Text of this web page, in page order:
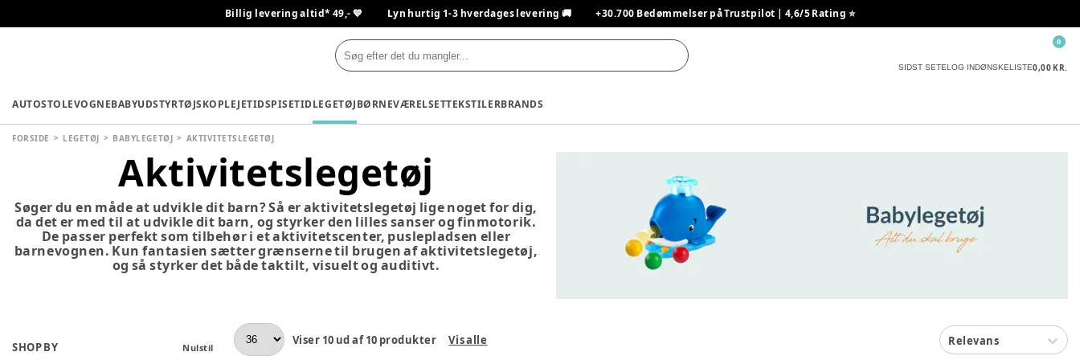
Billig levering altid* 49,- 💙 Lyn hurtig 1-3 hverdages levering 🚚 +30.700 Bedømmelser på Trustpilot | 4,6/5 Rating ⭐️
SIDST SETELOG INDØNSKELISTE0,00 KR.
0
AUTOSTOLEVOGNEBABYUDSTYRTØJSKOPLEJETIDSPISETIDLEGETØJBØRNEVÆRELSETTEKSTILERBRANDS
FORSIDE LEGETØJ BABYLEGETØJ AKTIVITETSLEGETØJ
Aktivitetslegetøj
Søger du en måde at udvikle dit barn? Så er aktivitetslegetøj lige noget for dig,
da det er med til at udvikle dit barn, og styrker den lilles sanser og finmotorik.
De passer perfekt som tilbehør i et aktivitetscenter, puslepladsen eller
barnevognen. Kun fantasien sætter grænserne til brugen af aktivitetslegetøj,
og så styrker det både taktilt, visuelt og auditivt.
SHOP BY Nulstil
Viser 10 ud af 10 produkter Vis alle Relevans